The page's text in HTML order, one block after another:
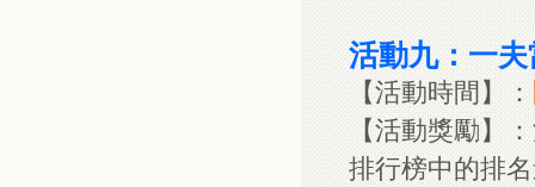
活動九：一
【活動時間】：
【活動獎勵】
排行榜中的排